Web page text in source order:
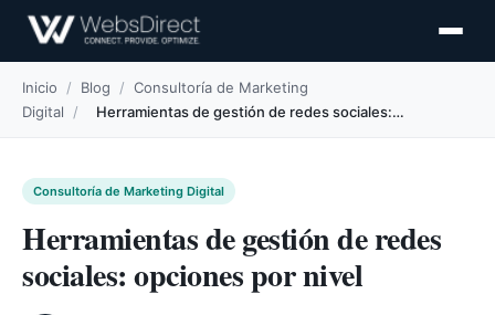
Inicio / Blog / Consultoría de Marketing
Digital
/ Herramientas de gestión de redes sociales:…
Consultoría de Marketing Digital
Herramientas de gestión de redes
sociales: opciones por nivel